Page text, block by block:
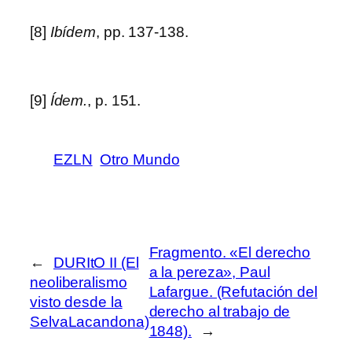
[8] Ibídem, pp. 137-138.
[9] Ídem., p. 151.
EZLN Otro Mundo
←
DURItO II (El
neoliberalismo
visto desde la
SelvaLacandona)
Fragmento. «El derecho
a la pereza», Paul
Lafargue. (Refutación del
derecho al trabajo de
1848).
→